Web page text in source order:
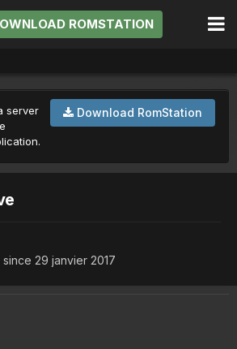
ROMSTATION
Download RomStation
server
since 29 janvier 2017